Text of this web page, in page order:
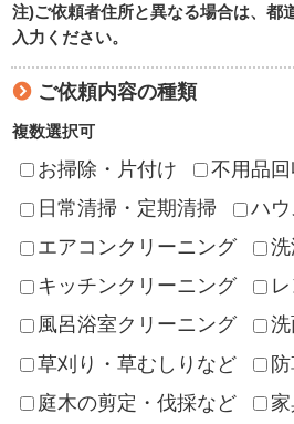
注)ご依頼者住所と異なる場合は、都
入力ください。
ご依頼内容の種類
複数選択可
お掃除・片付け 不用品回
日常清掃・定期清掃
ハ
エアコンクリーニング
キッチンクリーニング
風呂浴室クリーニング
草刈り・草むしりなど
庭木の剪定・伐採など